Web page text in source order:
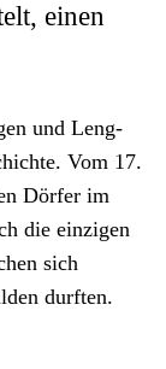
einen
und Leng­
Vom 17.
Dör­fer im
die einzi­gen
sich
durften.